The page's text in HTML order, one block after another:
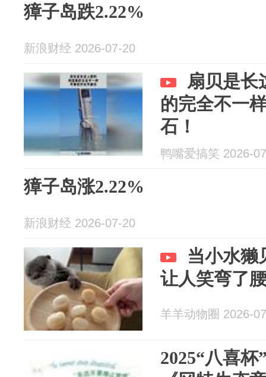
獐子岛跌2.22%
新浪财经 2026-07-20
扇贝是长
的完全不一
石！
鸭嘴爱搞笑 2026-
獐子岛涨2.22%
新浪财经 2026-07-20
当小水獭
让人笑弯了
羊羊动物圈 2026-
2025“八喜